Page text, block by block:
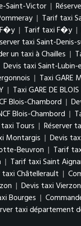
Saint-Victor |
| Tarif taxi
| Tarif taxi F�y |
taxi Saint-Denis-
un taxi à Chailles |
Devis taxi Saint-Lubin-
| Taxi GARE
| Taxi GARE DE BLOIS
Blois-Chambord |
Blois-Chambord |
Tours | Réserver
Montargis | Devis
Beuvron | Tarif
| Tarif taxi Saint
taxi Châtellerault |
| Devis taxi Vierzon
Bourges |
taxi département